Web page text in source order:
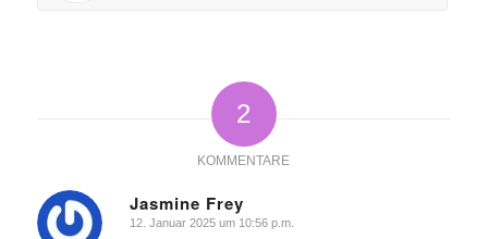
2
KOMMENTARE
Jasmine Frey
sagte:
12. Januar 2025 um 10:56 p.m.